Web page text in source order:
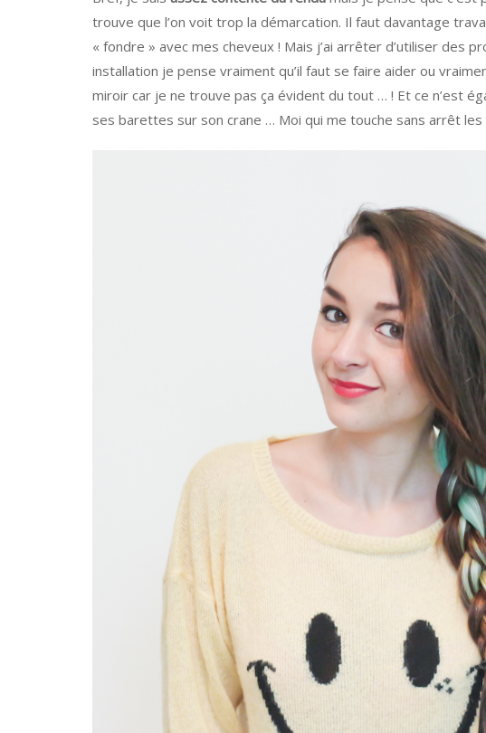
trouve que l’on voit trop la démarcation. Il faut davantage
« fondre » avec mes cheveux ! Mais j’ai arrêter d’utiliser des
installation je pense vraiment qu’il faut se faire aider ou
miroir car je ne trouve pas ça évident du tout … ! Et ce n’est
ses barettes sur son crane … Moi qui me touche sans arrêt les